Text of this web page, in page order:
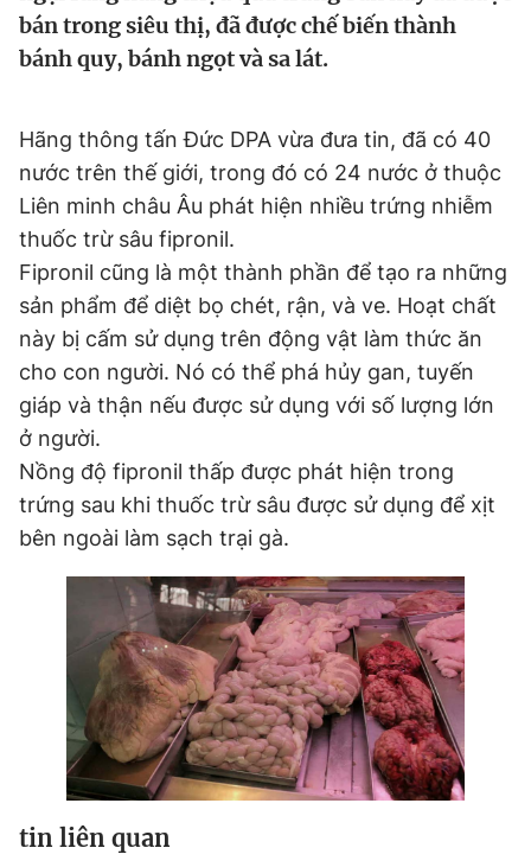
Tiện ích Bạn cần biết
Thông tin tòa soạn Liên hệ quảng cáo
Đọc Thanh Niên trên điện thoại
Theo dõi báo trên
0906 645 777
Liên hệ quảng cáo
0908 780 404
Quảng cáo RSS Tòa soạn Chính sách bảo
Tổng biên tập: Nguyễn Ngọc Toàn
Phó tổng biên tập thường trực: Hải Thành
Phó tổng biên tập: Lâm Hiếu Dũng
Phó tổng biên tập: Trần Việt Hưng
bán trong siêu thị, đã được chế biến thành
bánh quy, bánh ngọt và sa lát.
Hãng thông tấn Đức DPA vừa đưa tin, đã có 40
nước trên thế giới, trong đó có 24 nước ở thuộc
Liên minh châu Âu phát hiện nhiều trứng nhiễm
thuốc trừ sâu fipronil.
Fipronil cũng là một thành phần để tạo ra những
sản phẩm để diệt bọ chét, rận, và ve. Hoạt chất
này bị cấm sử dụng trên động vật làm thức ăn
cho con người. Nó có thể phá hủy gan, tuyến
giáp và thận nếu được sử dụng với số lượng lớn
ở người.
Nồng độ fipronil thấp được phát hiện trong
trứng sau khi thuốc trừ sâu được sử dụng để xịt
bên ngoài làm sạch trại gà.
tin liên quan